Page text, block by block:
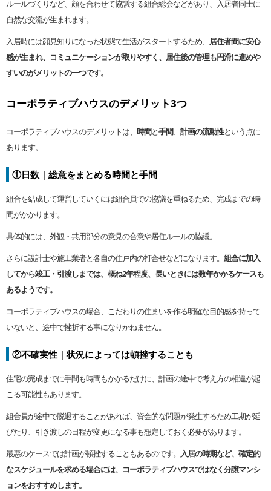
ルールづくりなど、顔を合わせて協議する組合総会などがあり、入居者同士に
自然な交流が生まれます。
入居時には顔見知りになった状態で生活がスタートするため、 居住者間に安心
感が生まれ、コミュニケーションが取りやすく、居住後の管理も円滑に進めや
すいのがメリットの一つです。
コーポラティブハウスのデメリット3つ
コーポラティブハウスのデメリットは、 時間と手間、 計画の流動性という点に
あります。
①日数｜総意をまとめる時間と手間
組合を結成して運営していくには組合員での協議を重ねるため、完成までの時
間がかかります。
具体的には、外観・共用部分の意見の合意や居住ルールの協議。
さらに設計士や施工業者と各自の住戸内の打合せなどになります。 組合に加入
してから竣工・引渡しまでは、概ね2年程度、長いときには数年かかるケースも
あるようです。
コーポラティブハウスの場合、こだわりの住まいを作る明確な目的感を持って
いないと、途中で挫折する事になりかねません。
②不確実性｜状況によっては頓挫することも
住宅の完成までに手間も時間もかかるだけに、計画の途中で考え方の相違が起
こる可能性もあります。
組合員が途中で脱退することがあれば、資金的な問題が発生するため工期が延
びたり、引き渡しの日程が変更になる事も想定しておく必要があります。
最悪のケースでは計画が頓挫することもあるのです。 入居の時期など、確定的
なスケジュールを求める場合には、コーポラティブハウスではなく分譲マンシ
ョンをおすすめします。